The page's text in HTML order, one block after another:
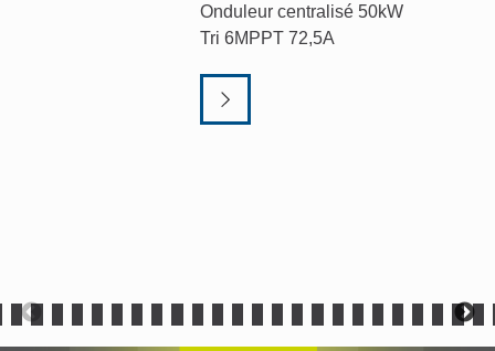
Onduleur centralisé 50kW
Tri 6MPPT 72,5A